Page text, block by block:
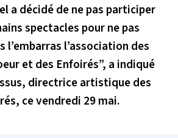
a décidé de ne pas participer
spectacles pour ne pas
l’embarras l’association des
et des Enfoirés”, a indiqué
directrice artistique des
ce vendredi 29 mai.